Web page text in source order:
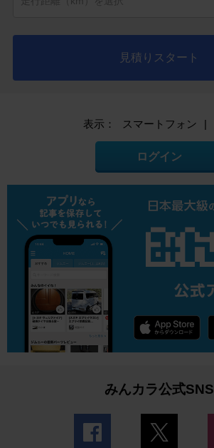
見積りスタート
表示： スマートフォン |
ログイン
みんカラ公式SNS